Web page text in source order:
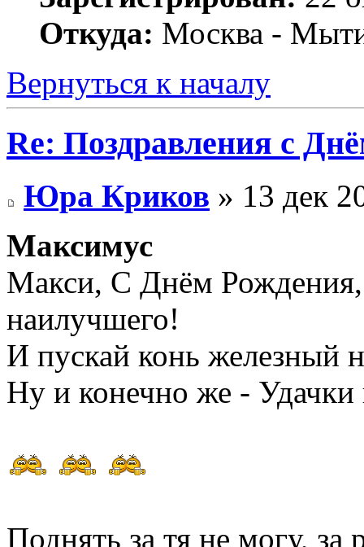
Откуда: Москва -
Вернуться к началу
Re: Поздравления с
Юра Криков » 13 дек
Максимус
Макси, С Днём Рождения,
наилучшего!
И пускай конь железный
Ну и конечно же - Удачки
Поднять за тя не могу, за